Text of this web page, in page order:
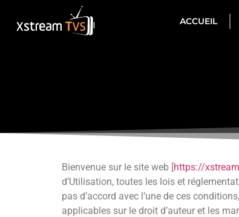
ACCUEIL
Bienvenue sur le site web [https://
d’Utilisation, toutes les lois et
pas d’accord avec l’une de ces
applicables sur le droit d’auteur et les